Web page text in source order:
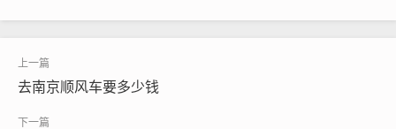
去南京顺风车要多少钱